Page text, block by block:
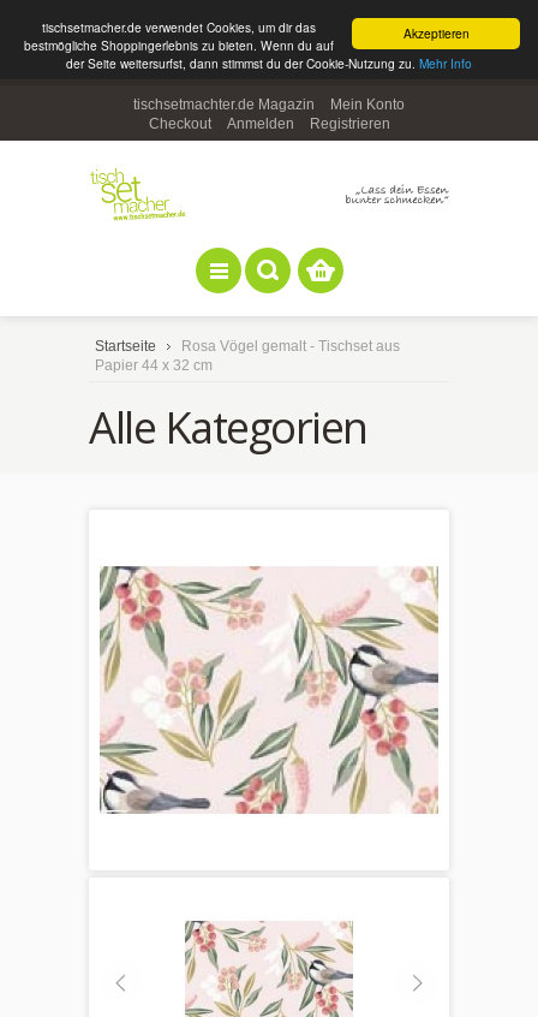
Akzeptieren
tischsetmacher.de verwendet Cookies, um dir das
bestmögliche Shoppingerlebnis zu bieten. Wenn du auf
der Seite weitersurfst, dann stimmst du der Cookie-Nutzung zu. Mehr Info
tischsetmachter.de Magazin
Mein Konto
Checkout
Anmelden Registrieren
Startseite
Rosa Vögel gemalt - Tischset aus
Papier 44 x 32 cm
Alle Kategorien